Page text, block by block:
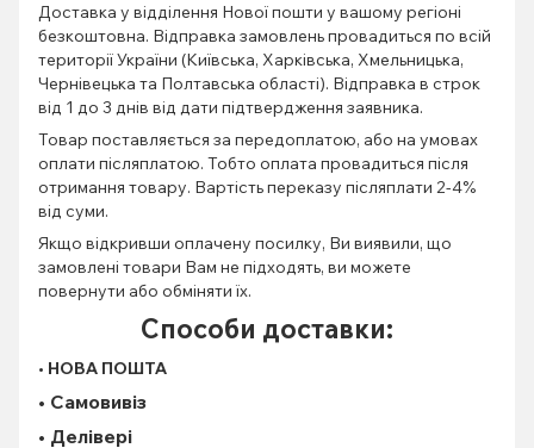
Доставка у відділення Нової пошти у вашому регіоні
безкоштовна. Відправка замовлень провадиться по всій
території України (Київська, Харківська, Хмельницька,
Чернівецька та Полтавська області). Відправка в строк
від 1 до 3 днів від дати підтвердження заявника.
Товар поставляється за передоплатою, або на умовах
оплати післяплатою. Тобто оплата провадиться після
отримання товару. Вартість переказу післяплати 2-4%
від суми.
Якщо відкривши оплачену посилку, Ви виявили, що
замовлені товари Вам не підходять, ви можете
повернути або обміняти їх.
Способи доставки:
• НОВА ПОШТА
• Самовивіз
• Делівері